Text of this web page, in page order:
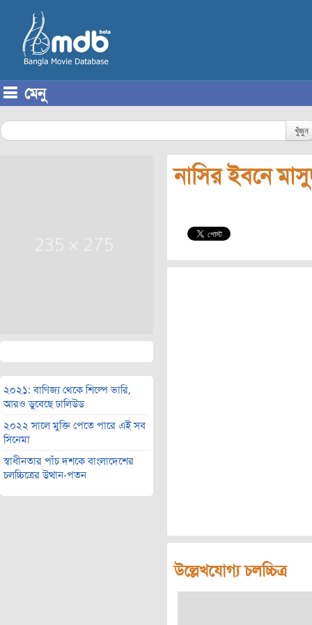
মেনু
খুঁজুন
২০২১: বাণিজ্য থেকে শিল্পে ভারি,
আরও ডুবেছে ঢালিউড
২০২২ সালে মুক্তি পেতে পারে এই সব
সিনেমা
স্বাধীনতার পাঁচ দশকে বাংলাদেশের
চলচ্চিত্রের উত্থান-পতন
নাসির ইবনে
উল্লেখযোগ্য চলচ্চিত্র